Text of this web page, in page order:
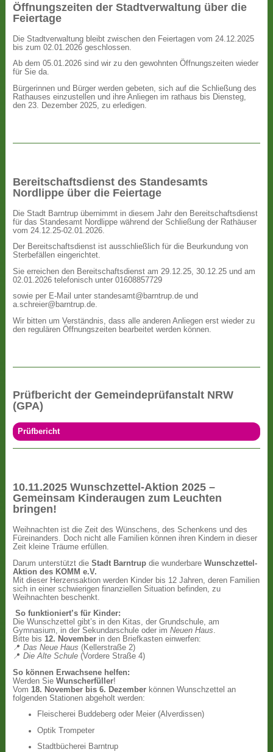
Öffnungszeiten der Stadtverwaltung über die
Feiertage
Die Stadtverwaltung bleibt zwischen den Feiertagen vom 24.12.2025
bis zum 02.01.2026 geschlossen.
Ab dem 05.01.2026 sind wir zu den gewohnten Öffnungszeiten wieder
für Sie da.
Bürgerinnen und Bürger werden gebeten, sich auf die Schließung des
Rathauses einzustellen und ihre Anliegen im rathaus bis Diensteg,
den 23. Dezember 2025, zu erledigen.
Bereitschaftsdienst des Standesamts
Nordlippe über die Feiertage
Die Stadt Barntrup übernimmt in diesem Jahr den Bereitschaftsdienst
für das Standesamt Nordlippe während der Schließung der Rathäuser
vom 24.12.25-02.01.2026.
Der Bereitschaftsdienst ist ausschließlich für die Beurkundung von
Sterbefällen eingerichtet.
Sie erreichen den Bereitschaftsdienst am 29.12.25, 30.12.25 und am
02.01.2026 telefonisch unter 01608857729
sowie per E-Mail unter standesamt@barntrup.de und
a.schreier@barntrup.de.
Wir bitten um Verständnis, dass alle anderen Anliegen erst wieder zu
den regulären Öffnungszeiten bearbeitet werden können.
Prüfbericht der Gemeindeprüfanstalt NRW
(GPA)
Prüfbericht
10.11.2025 Wunschzettel-Aktion 2025 –
Gemeinsam Kinderaugen zum Leuchten
bringen!
Weihnachten ist die Zeit des Wünschens, des Schenkens und des
Füreinanders. Doch nicht alle Familien können ihren Kindern in dieser
Zeit kleine Träume erfüllen.
Darum unterstützt dieStadt Barntrup die wunderbareWunschzettel-
Aktion des KOMM e.V.
Mit dieser Herzensaktion werden Kinder bis 12 Jahren, deren Familien
sich in einer schwierigen finanziellen Situation befinden, zu
Weihnachten beschenkt.
So funktioniert’s für Kinder:
Die Wunschzettel gibt’s in den Kitas, der Grundschule, am
Gymnasium, in der Sekundarschule oder imNeuen Haus.
Bitte bis12. November in den Briefkasten einwerfen:
📍Das Neue Haus (Kellerstraße 2)
📍Die Alte Schule (Vordere Straße 4)
So können Erwachsene helfen:
Werden SieWunscherfüller!
Vom 18. November bis 6. Dezember können Wunschzettel an
folgenden Stationen abgeholt werden:
Fleischerei Buddeberg oder Meier (Alverdissen)
Optik Trompeter
Stadtbücherei Barntrup